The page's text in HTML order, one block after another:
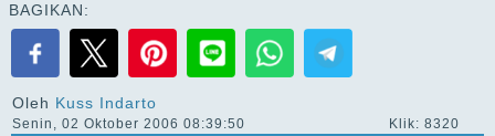
BAGIKAN:
Oleh Kuss Indarto
Senin, 02 Oktober 2006 08:39:50 Klik: 8320